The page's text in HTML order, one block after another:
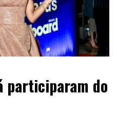
participaram do